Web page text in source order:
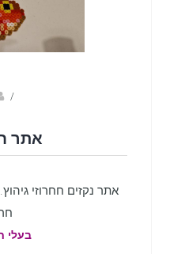
/
אתר
אתר נקזים חחרוזי
בעלי